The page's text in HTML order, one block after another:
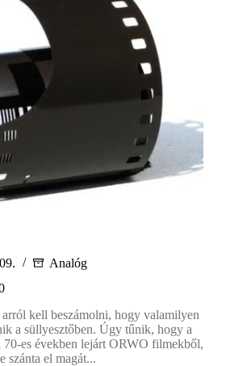
Analóg
kell beszámolni, hogy valamilyen
a süllyesztőben. Úgy tűnik, hogy a
es években lejárt ORWO filmekből,
szánta el magát...